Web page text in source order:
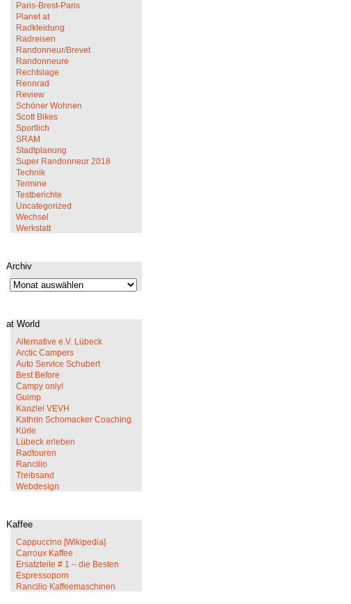
Paris-Brest-Paris
Planet at
Radkleidung
Radreisen
Randonneur/Brevet
Randonneure
Rechtslage
Rennrad
Review
Schöner Wohnen
Scott Bikes
Sportlich
SRAM
Stadtplanung
Super Randonneur 2018
Technik
Termine
Testberichte
Uncategorized
Wechsel
Werkstatt
Archiv
Archiv
at World
Alternative e.V. Lübeck
Arctic Campers
Auto Service Schubert
Best Before
Campy only!
Guimp
Kanzlei VEVH
Kathrin Schomacker Coaching
Kürle
Lübeck erleben
Radtouren
Rancilio
Treibsand
Webdesign
Kaffee
Cappuccino [Wikipedia]
Carroux Kaffee
Ersatzteile # 1 – die Besten
Espressoporn
Rancilio Kaffeemaschinen